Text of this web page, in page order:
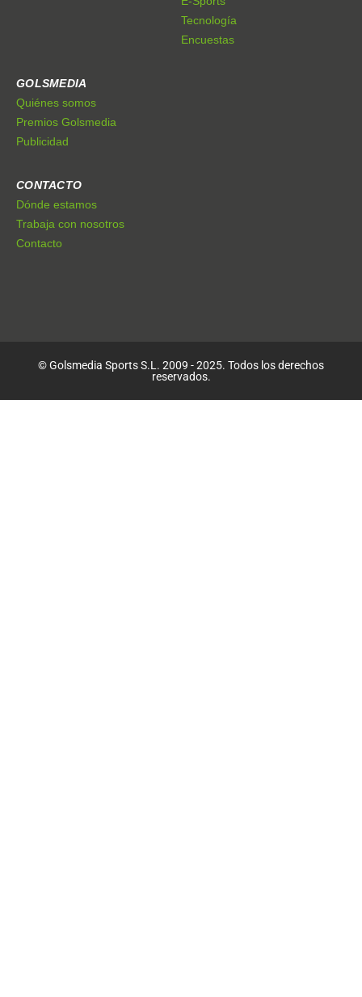
Tecnología
Encuestas
GOLSMEDIA
Quiénes somos
Premios Golsmedia
Publicidad
CONTACTO
Dónde estamos
Trabaja con nosotros
Contacto
© Golsmedia Sports S.L. 2009 - 2025. Todos los derechos
reservados.